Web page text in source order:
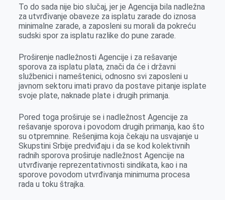
To do sada nije bio slučaj, jer je Agencija bila nadležna
za utvrđivanje obaveze za isplatu zarade do iznosa
minimalne zarade, a zaposleni su morali da pokreću
sudski spor za isplatu razlike do pune zarade.
Proširenje nadležnosti Agencije i za rešavanje
sporova za isplatu plata, znači da će i državni
službenici i nameštenici, odnosno svi zaposleni u
javnom sektoru imati pravo da postave pitanje isplate
svoje plate, naknade plate i drugih primanja.
Pored toga proširuje se i nadležnost Agencije za
rešavanje sporova i povodom drugih primanja, kao što
su otpremnine. Rešenjima koja čekaju na usvajanje u
Skupstini Srbije predviđaju i da se kod kolektivnih
radnih sporova proširuje nadležnost Agencije na
utvrđivanje reprezentativnosti sindikata, kao i na
sporove povodom utvrđivanja minimuma procesa
rada u toku štrajka.